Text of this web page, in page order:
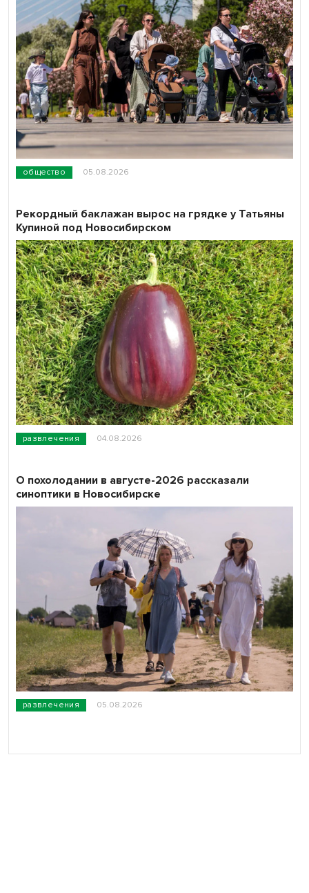
общество 05.08.2026
развлечения 04.08.2026
Рекордный баклажан вырос на грядке у Татьяны
Купиной под Новосибирском
развлечения 05.08.2026
О похолодании в августе-2026 рассказали
синоптики в Новосибирске